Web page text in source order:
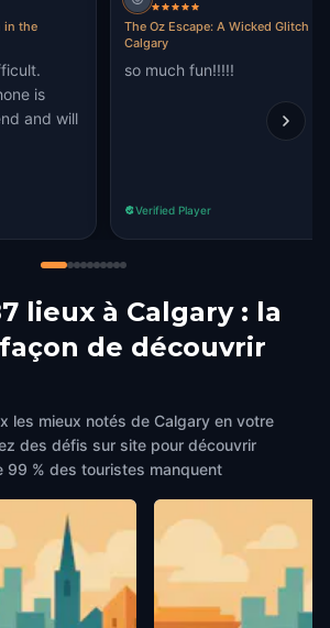
in the
is
and will
The Oz Escape: A Wicked Glitch in
Calgary
so much fun!!!!!
Verified Player
lieux à Calgary : la
de découvrir
les mieux notés de Calgary en votre
des défis sur site pour découvrir
99 % des touristes manquent